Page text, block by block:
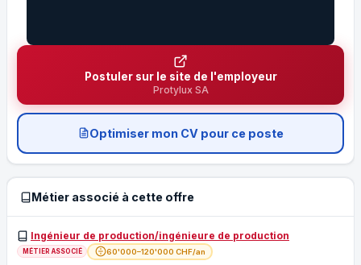
Postuler sur le site de l'employeur
Protylux SA
Optimiser mon CV pour ce poste
Métier associé à cette offre
Ingénieur de production/ingénieure de production
MÉTIER ASSOCIÉ 60'000–120'000 CHF/an